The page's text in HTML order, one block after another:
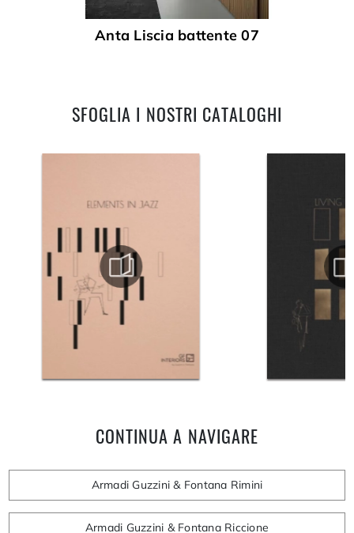
Anta Liscia battente 07
SFOGLIA I NOSTRI CATALOGHI
CONTINUA A NAVIGARE
Armadi Guzzini & Fontana Rimini
Armadi Guzzini & Fontana Riccione